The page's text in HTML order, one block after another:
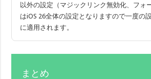
以外の設定（マジックリンク無効化、フォ
はiOS 26全体の設定となりますので一度の
に適用されます。
まとめ